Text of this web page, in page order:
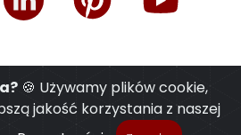
🍪 Używamy plików cookie,
jakość korzystania z naszej